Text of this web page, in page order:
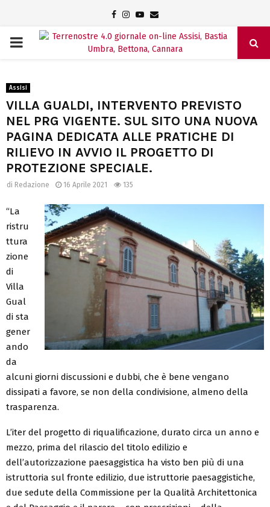
Facebook
Instagram
Youtube
Email
PRIMARY
Assisi
VILLA GUALDI, INTERVENTO PREVISTO
NEL PRG VIGENTE. SUL SITO UNA NUOVA
PAGINA DEDICATA ALLE PRATICHE DI
RILIEVO IN AVVIO IL PROGETTO DI
PROTEZIONE SPECIALE.
di Redazione 16 Aprile 2021 135
“La
ristru
ttura
zione
di
Villa
Gual
di sta
gener
ando
da
alcuni giorni discussioni e dubbi, che è bene vengano
dissipati a favore, se non della condivisione, almeno della
trasparenza.
L’iter del progetto di riqualificazione, durato circa un anno e
mezzo, prima del rilascio del titolo edilizio e
dell’autorizzazione paesaggistica ha visto ben più di una
istruttoria sul fronte edilizio, due istruttorie paesaggistiche,
due sedute della Commissione per la Qualità Architettonica